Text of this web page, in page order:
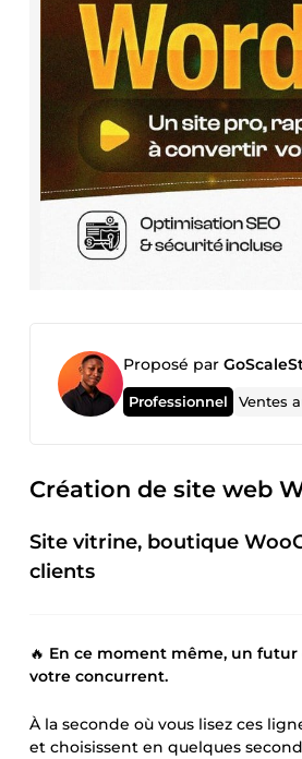
Proposé par
Professionnel Ventes
Création de site web
Site vitrine, boutique
clients
🔥 En ce moment même, un
votre concurrent.
À la seconde où vous lisez ces
et choisissent en quelques